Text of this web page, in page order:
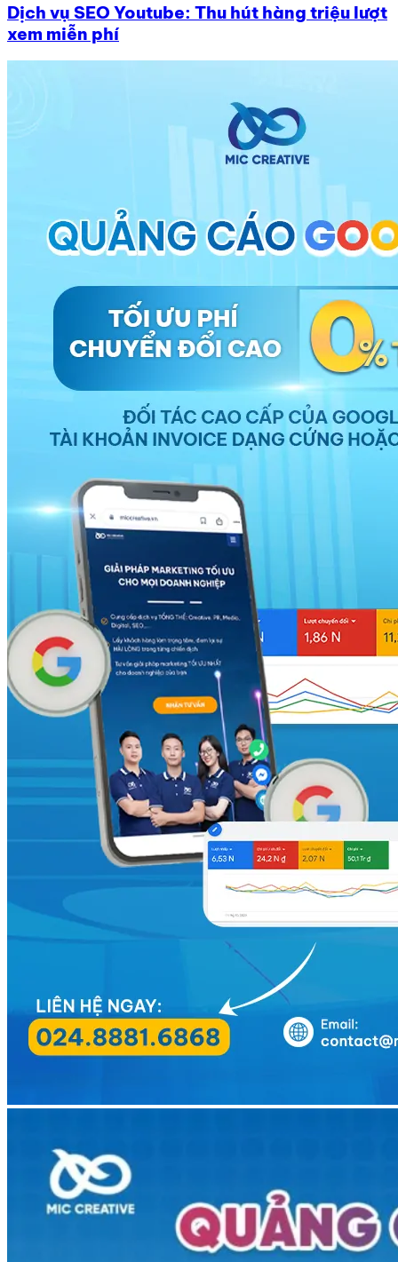
Dịch vụ SEO Youtube: Thu hút hàng triệu lượt
xem miễn phí